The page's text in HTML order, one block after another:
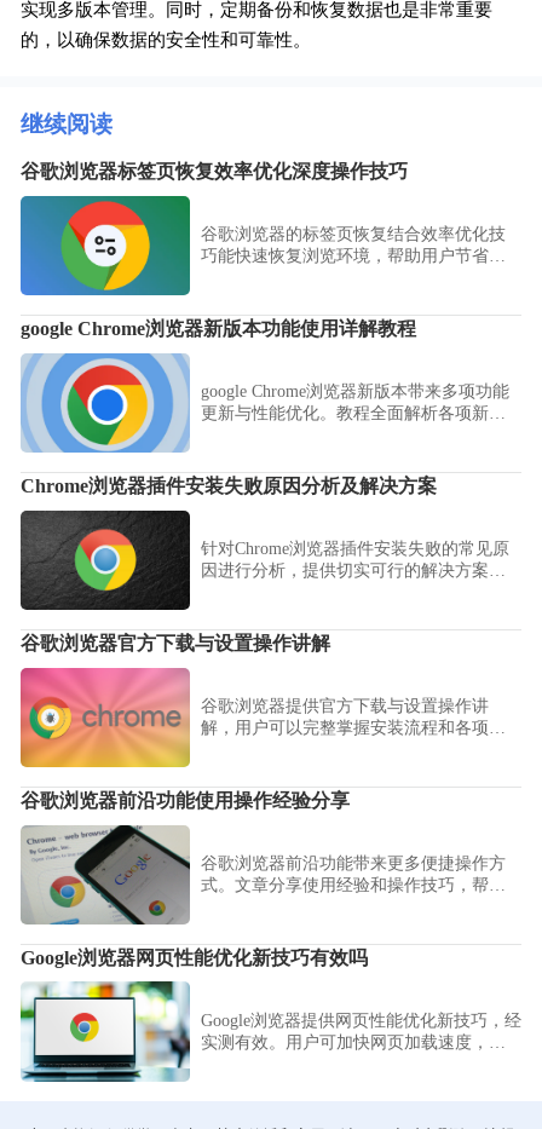
实现多版本管理。同时，定期备份和恢复数据也是非常重要
的，以确保数据的安全性和可靠性。
继续阅读
谷歌浏览器标签页恢复效率优化深度操作技巧
谷歌浏览器的标签页恢复结合效率优化技
巧能快速恢复浏览环境，帮助用户节省时
google Chrome浏览器新版本功能使用详解教程
google Chrome浏览器新版本带来多项功能
更新与性能优化。教程全面解析各项新特
Chrome浏览器插件安装失败原因分析及解决方案
针对Chrome浏览器插件安装失败的常见原
因进行分析，提供切实可行的解决方案，
谷歌浏览器官方下载与设置操作讲解
谷歌浏览器提供官方下载与设置操作讲
解，用户可以完整掌握安装流程和各项功
提升日常浏览效率和操作便利性。
谷歌浏览器前沿功能使用操作经验分享
谷歌浏览器前沿功能带来更多便捷操作方
式。文章分享使用经验和操作技巧，帮助
Google浏览器网页性能优化新技巧有效吗
Google浏览器提供网页性能优化新技巧，经
实测有效。用户可加快网页加载速度，提